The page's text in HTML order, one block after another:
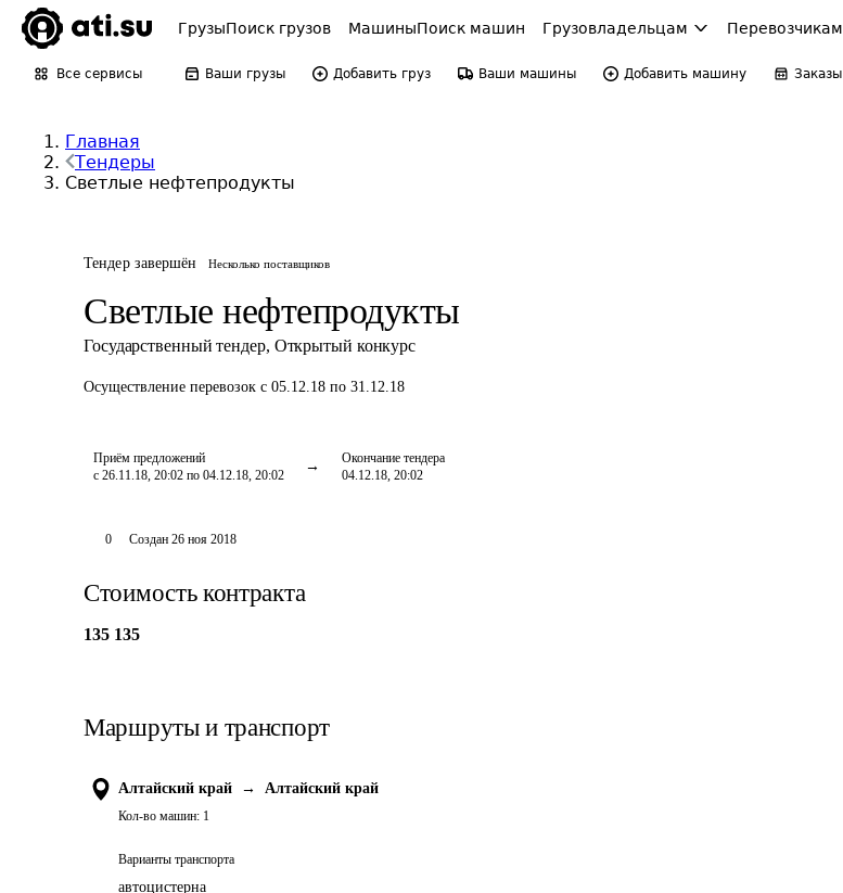
ГрузыПоиск грузов МашиныПоиск машин Грузовладельцам Перевозчикам
Все сервисы Ваши грузы Добавить груз Ваши машины Добавить машину Заказы
Главная
Тендеры
Светлые нефтепродукты
Тендер завершён Несколько поставщиков
Светлые нефтепродукты
Государственный тендер, Открытый конкурс
Осуществление перевозок с 05.12.18 по 31.12.18
Приём предложений
с 26.11.18, 20:02 по 04.12.18, 20:02
Окончание тендера
04.12.18, 20:02
0 Создан 26 ноя 2018
Стоимость контракта
135 135
Маршруты и транспорт
Алтайский край → Алтайский край
Кол-во машин: 1
Варианты транспорта
автоцистерна